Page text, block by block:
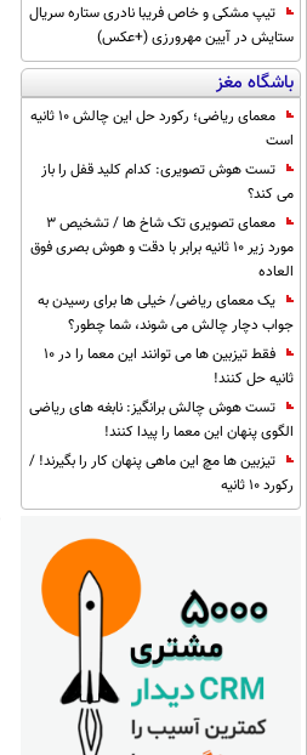
تیپ مشکی و خاص فریبا نادری ستاره سریال
ستایش در آیین مهرورزی (+عکس)
باشگاه مغز
معمای ریاضی؛ رکورد حل این چالش 10 ثانیه
است
تست هوش تصویری: کدام کلید قفل را باز
می کند؟
معمای تصویری تک شاخ ها / تشخیص 3
مورد زیر 10 ثانیه برابر با دقت و هوش بصری فوق
العاده
یک معمای ریاضی/ خیلی ها برای رسیدن به
جواب دچار چالش می شوند، شما چطور؟
فقط تیزبین ها می توانند این معما را در 10
ثانیه حل کنند!
تست هوش چالش برانگیز: نابغه های ریاضی
الگوی پنهان این معما را پیدا کنند!
تیزبین ها مچ این ماهی پنهان کار را بگیرند! /
رکورد 10 ثانیه